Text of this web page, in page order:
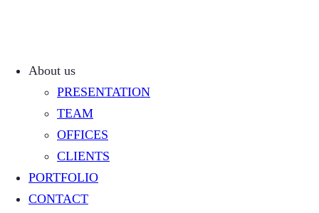
About us
PRESENTATION
TEAM
OFFICES
CLIENTS
PORTFOLIO
CONTACT